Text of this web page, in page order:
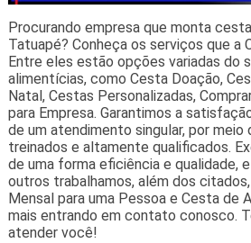
Procurando empresa que monta
Tatuapé? Conheça os serviços que a
Entre eles estão opções variadas do
alimentícias, como Cesta Doação,
Natal, Cestas Personalizadas,
para Empresa. Garantimos a
de um atendimento singular, por meio
treinados e altamente qualificados.
de uma forma eficiência e qualidade,
outros trabalhamos, além dos
Mensal para uma Pessoa e Cesta de
mais entrando em contato conosco.
atender você!